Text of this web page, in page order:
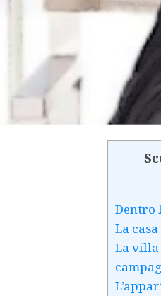
Dentro
La
La villa